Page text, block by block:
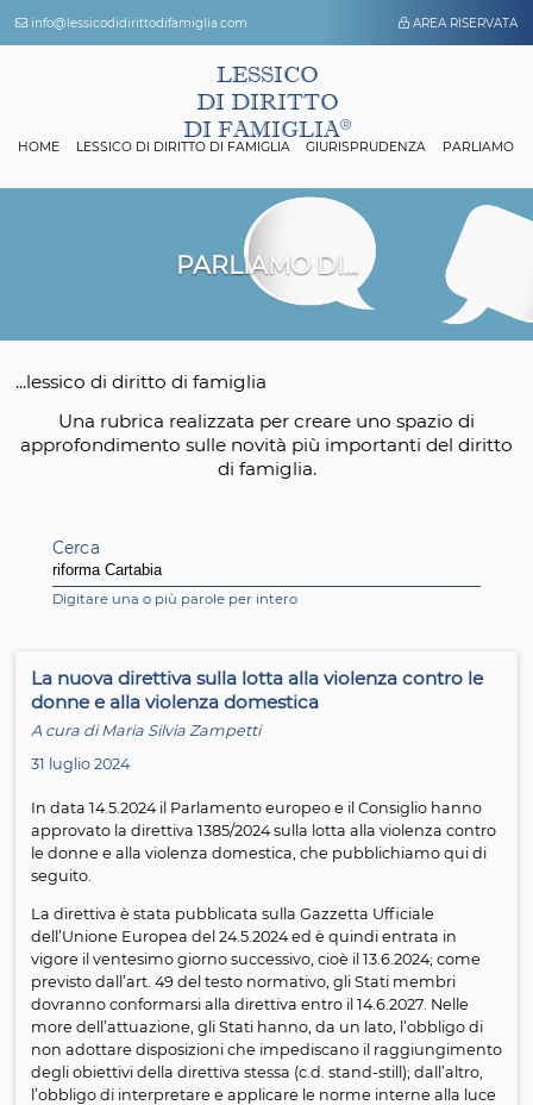
info@lessicodidirittodifamiglia.com AREA
LESSICO
DI DIRITTO
DI FAMIGLIA
PARLIAMO DI...
...lessico di diritto di famiglia
Digitare una o più parole per intero
La nuova direttiva sulla lotta alla violenza
donne e alla violenza domestica
A cura di Maria Silvia Zampetti
In data 14.5.2024 il Parlamento europeo e il Consiglio
approvato la direttiva 1385/2024 sulla lotta alla violenza
le donne e alla violenza domestica, che pubblichiamo
seguito.
La direttiva è stata pubblicata sulla Gazzetta Ufficiale